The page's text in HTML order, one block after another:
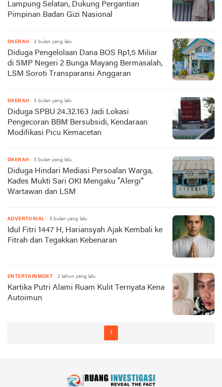
Lampung Selatan, Dukung Pergantian
Pimpinan Badan Gizi Nasional
DAERAH 3 bulan yang lalu
Diduga Pengelolaan Dana BOS Rp1,5 Miliar
di SMP Negeri 2 Bunga Mayang Bermasalah,
LSM Soroti Transparansi Anggaran
DAERAH 3 bulan yang lalu
Diduga SPBU 24.32.163 Jadi Lokasi
Pengecoran BBM Bersubsidi, Kendaraan
Modifikasi Picu Kemacetan
DAERAH 3 bulan yang lalu
Diduga Hindari Mediasi Persoalan Warga,
Kades Mukti Sari OKI Mengaku “Alergi”
Wartawan dan LSM
ADVERTORIAL 5 bulan yang lalu
Idul Fitri 1447 H, Hariansyah Ajak Kembali ke
Fitrah dan Tegakkan Kebenaran
ENTERTAINMENT 2 tahun yang lalu
Kartika Putri Alami Ruam Kulit Ternyata Kena
Autoimun
1